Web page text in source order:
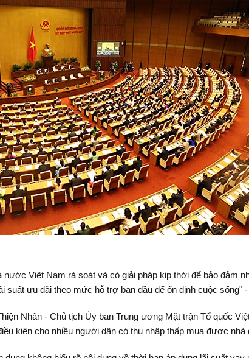
Việt Nam rà soát và có giải pháp kịp thời để bảo đảm
ưu đãi theo mức hỗ trợ ban đầu để ổn định cuộc sống"
Nhân - Chủ tịch Ủy ban Trung ương Mặt trận Tổ quốc
kiện cho nhiều người dân có thu nhập thấp mua được nhà